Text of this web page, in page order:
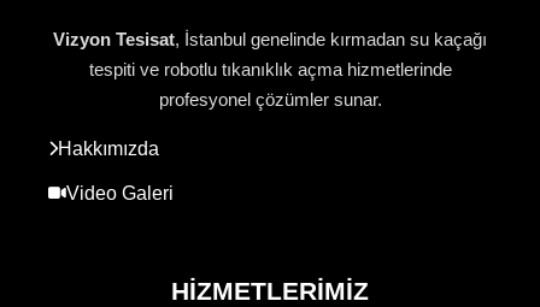
Vizyon Tesisat, İstanbul genelinde kırmadan su kaçağı
tespiti ve robotlu tıkanıklık açma hizmetlerinde
profesyonel çözümler sunar.
Hakkımızda
Video Galeri
HIZMETLERIMIZ